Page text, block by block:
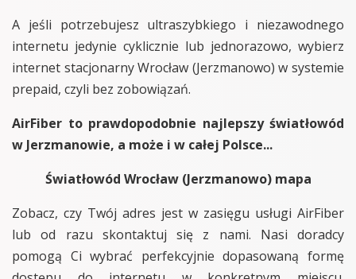
A jeśli potrzebujesz ultraszybkiego i niezawodnego
internetu jedynie cyklicznie lub jednorazowo, wybierz
internet stacjonarny Wrocław (Jerzmanowo) w systemie
prepaid, czyli bez zobowiązań.
AirFiber to prawdopodobnie najlepszy światłowód
w Jerzmanowie, a może i w całej Polsce...
Światłowód Wrocław (Jerzmanowo) mapa
Zobacz, czy Twój adres jest w zasięgu usługi AirFiber
lub od razu skontaktuj się z nami. Nasi doradcy
pomogą Ci wybrać perfekcyjnie dopasowaną formę